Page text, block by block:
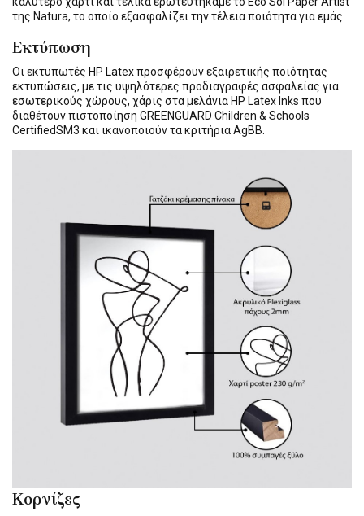
της Natura, το οποίο εξασφαλίζει την τέλεια ποιότητα για εμάς.
Εκτύπωση
Οι εκτυπωτές HP Latexπροσφέρουν εξαιρετικής ποιότητας
εκτυπώσεις, με τις υψηλότερες προδιαγραφές ασφαλείας για
εσωτερικούς χώρους, χάρις στα μελάνια HP Latex Inks που
διαθέτουν πιστοποίηση GREENGUARD Children & Schools
CertifiedSM3 και ικανοποιούν τα κριτήρια AgBB.
Κορνίζες